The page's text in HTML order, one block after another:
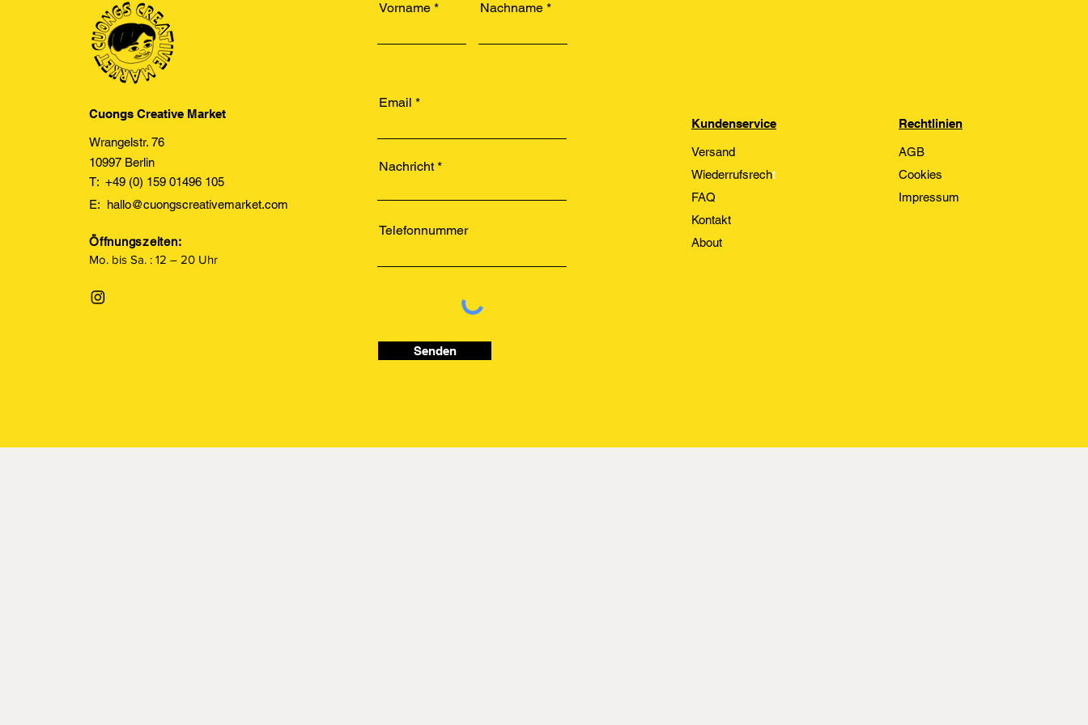
Cuongs Creative Market
Wrangelstr. 76
10997 Berlin
T: +49 (0) 159 01496 105
E: hallo@cuongscreativemarket.com
Öffnungszeiten:
Mo. bis Sa. : 12 – 20 Uhr
Vorname Nachname
Email
Nachricht
Telefonnummer
Senden
Kundenservice
Versand
Wiederrufsrecht
FAQ
Kontakt
About
Rechtlinien
AGB
Cookies
Impressum